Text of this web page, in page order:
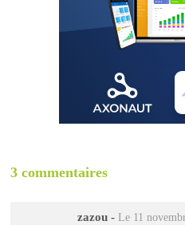
3 commentaires
zazou - Le 11